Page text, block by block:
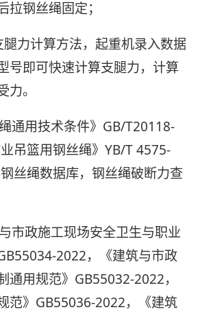
拉钢丝绳固定；
力计算方法，起重机录入数据
号即可快速计算支腿力，计算
。
通用技术条件》GB/T20118-
吊篮用钢丝绳》YB/T 4575-
丝绳数据库，钢丝绳破断力查
市政施工现场安全卫生与职业
2022，《建筑与市政
通用规范》GB55032-2022，
范》GB55036-2022，《建筑